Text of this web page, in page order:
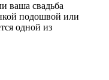
ваша свадьба
подошвой или
одной из